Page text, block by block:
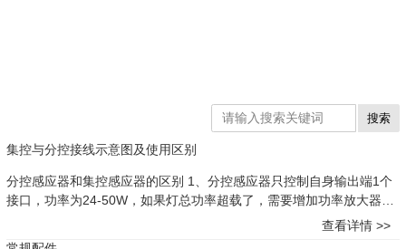
搜索
集控与分控接线示意图及使用区别
分控感应器和集控感应器的区别 1、分控感应器只控制自身输出端1个
接口，功率为24-50W，如果灯总功率超载了，需要增加功率放大器；
2、集控感应器控制整个变压器的输出，功率为变压器的功率，接口数
查看详情 >>